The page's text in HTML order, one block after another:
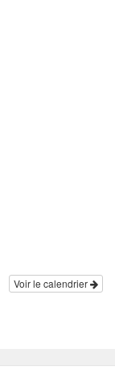
Voir le calendrier